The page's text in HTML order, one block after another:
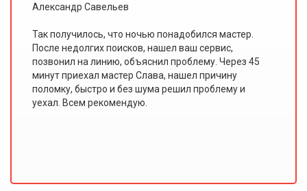
Иван Ольховский
Я всегда считал, что мастеры по ремонту плохо
знают свою работу. Этот сервис доказал мне
обратное. В "Доверии" работают именно
профессионалы, потому что такого качества
ремонта и сервиса я еще не видел!